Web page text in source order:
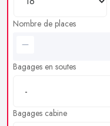
Nombre de places
Bagages en soutes
Bagages cabine